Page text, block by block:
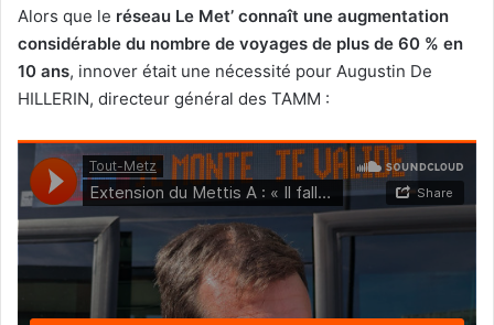
Alors que le réseau Le Met’ connaît une augmentation
considérable du nombre de voyages de plus de 60 % en
10 ans, innover était une nécessité pour Augustin De
HILLERIN, directeur général des TAMM :